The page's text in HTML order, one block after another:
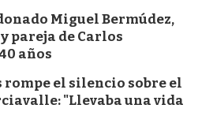
Miguel Bermúdez,
pareja de Carlos
años
rompe el silencio sobre el
"Llevaba una vida